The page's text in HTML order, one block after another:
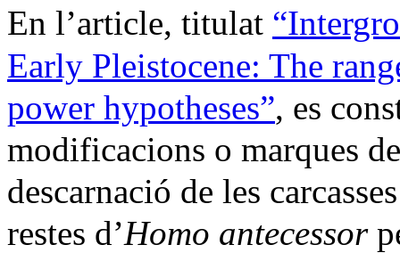
En l’article, titulat
Early Pleistocene: The
power hypotheses”, es
modificacions o marques
descarnació de les
restes d’Homo antecessor